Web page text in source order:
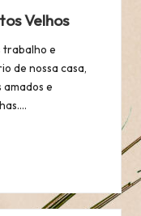
Velhos
trabalho e
de nossa casa,
amados e